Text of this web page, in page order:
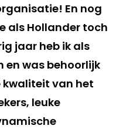
En nog
als Hollander toch
jaar heb ik als
en was behoorlijk
kwaliteit van het
leuke